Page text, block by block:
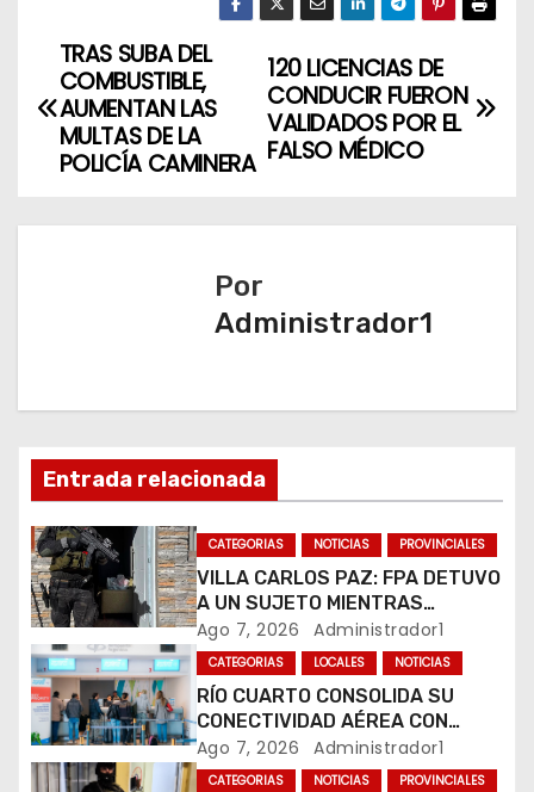
N
a
e
i
ó
n
d
e
e
n
t
120 LICENCIAS DE
CONDUCIR FUERON
VALIDADOS POR EL
FALSO MÉDICO
TRAS SUBA DEL
COMBUSTIBLE,
AUMENTAN LAS
MULTAS DE LA
POLICÍA CAMINERA
Por
Administrador1
Entrada relacionada
CATEGORIAS NOTICIAS PROVINCIALES
VILLA CARLOS PAZ: FPA DETUVO
A UN SUJETO MIENTRAS
COMERCIALIZABA COCAÍNA Y
MARIHUANA EN UNA PLAZA
Ago 7, 2026 Administrador1
CATEGORIAS LOCALES NOTICIAS
RÍO CUARTO CONSOLIDA SU
CONECTIVIDAD AÉREA CON
CUATRO VUELOS SEMANALES A
BUENOS AIRES
Ago 7, 2026 Administrador1
CATEGORIAS NOTICIAS PROVINCIALES